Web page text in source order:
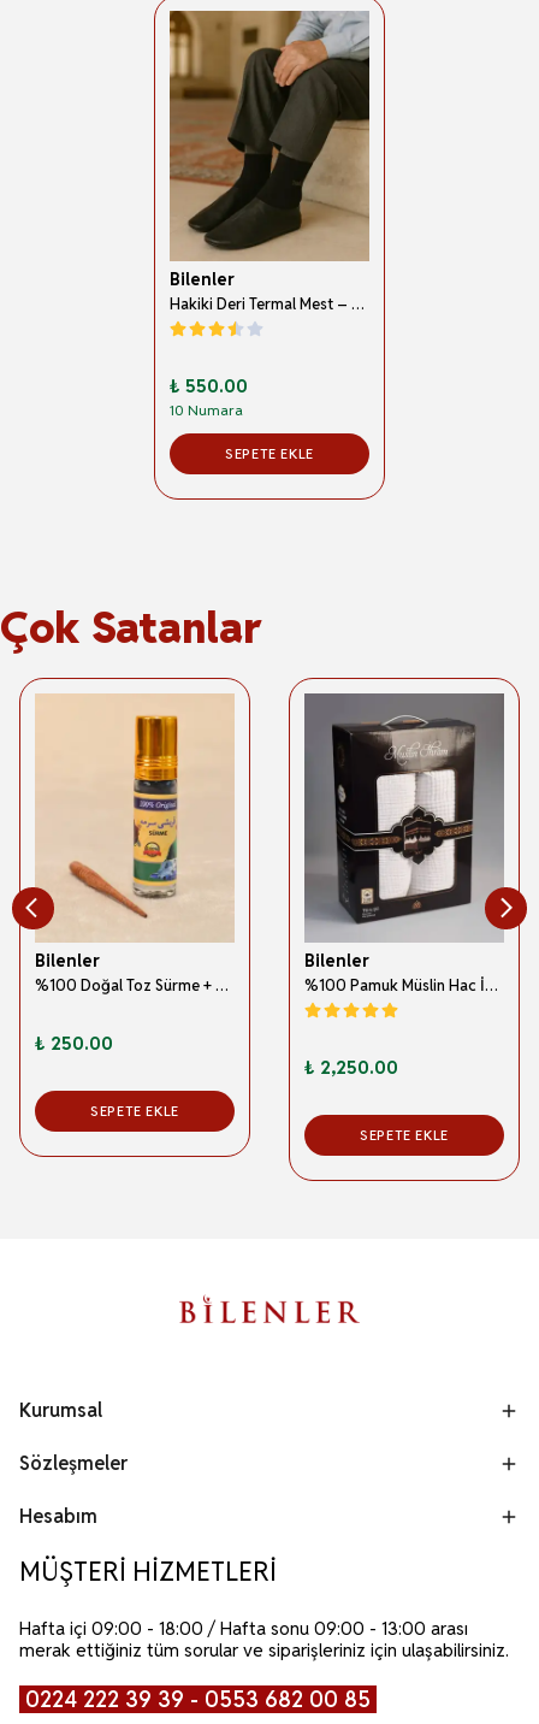
Bilenler
Hakiki Deri Termal Mest – Su Geçirmez, Kaymaz Tabanlı, Sıcak Tutmalı Erkek Kadın Mestleri - Günlük Kullanıma Uygun Ortopedik
₺ 550.00
10 Numara
SEPETE EKLE
Çok Satanlar
Bilenler
%100 Doğal Toz Sürme + Ahşap Sürme Çubuğu | Geleneksel ve Orijinal Göz Sürmesi
₺ 250.00
SEPETE EKLE
Bilenler
%100 Pamuk Müslin Hac İhramı – Hafif; Dikişsiz ve Antibakteriyel
₺ 2,250.00
SEPETE EKLE
Kurumsal
Sözleşmeler
Hesabım
MÜŞTERİ HİZMETLERİ
Hafta içi 09:00 - 18:00 / Hafta sonu 09:00 - 13:00 arası
merak ettiğiniz tüm sorular ve siparişleriniz için ulaşabilirsiniz.
0224 222 39 39 - 0553 682 00 85